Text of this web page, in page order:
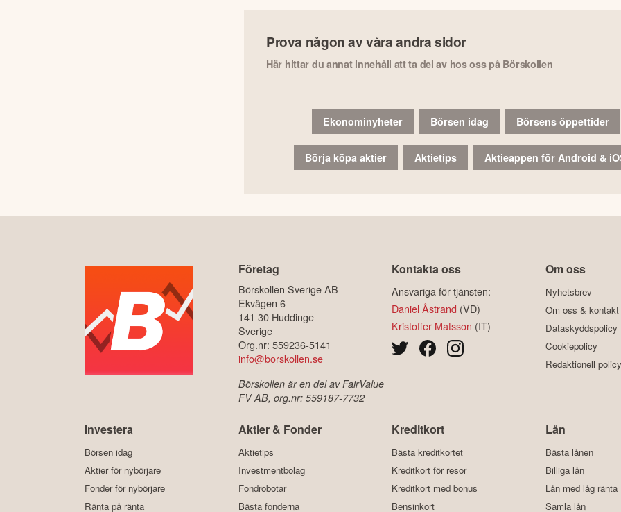
Prova någon av våra andra sidor
Här hittar du annat innehåll att ta del av hos oss på Börskollen
Ekonominyheter Börsen idag Börsens öppettider
Börja köpa aktier Aktietips Aktieappen för Android &
Företag
Börskollen Sverige AB
Ekvägen 6
141 30 Huddinge
Sverige
Org.nr: 559236-5141
info@borskollen.se
Börskollen är en del av FairValue
FV AB, org.nr: 559187-7732
Kontakta oss
Ansvariga för tjänsten:
Daniel Åstrand (VD)
Kristoffer Matsson (IT)
Om oss
Nyhetsbrev
Om oss & kontakt
Dataskyddspolicy
Cookiepolicy
Redaktionell policy
Investera
Börsen idag
Aktier för nybörjare
Fonder för nybörjare
Ränta på ränta
Aktier & Fonder
Aktietips
Investmentbolag
Fondrobotar
Bästa fonderna
Kreditkort
Bästa kreditkortet
Kreditkort för resor
Kreditkort med bonus
Bensinkort
Lån
Bästa lånen
Billiga lån
Lån med låg ränta
Samla lån